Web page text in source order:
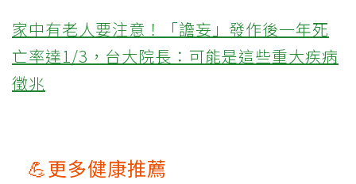
家中有老人要注意！「譫妄」發作後一年死
亡率達1/3，台大院長：可能是這些重大疾病
徵兆
💪更多健康推薦